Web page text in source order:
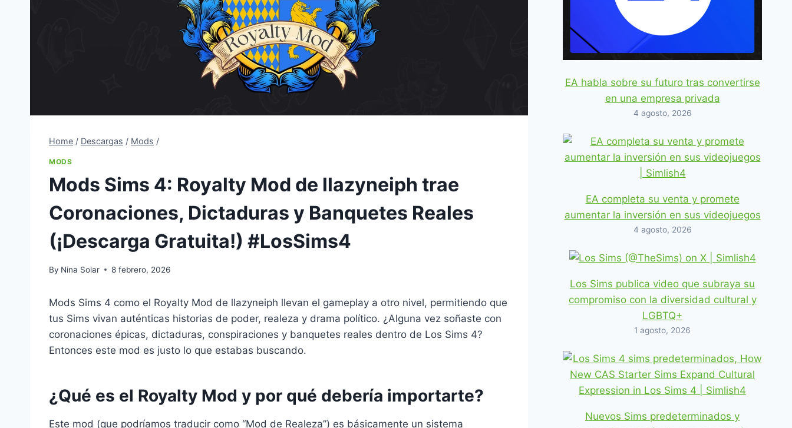
Home / Descargas / Mods /
MODS
Mods Sims 4: Royalty Mod de llazyneiph trae
Coronaciones, Dictaduras y Banquetes Reales
(¡Descarga Gratuita!) #LosSims4
By Nina Solar 8 febrero, 2026
Mods Sims 4 como el Royalty Mod de llazyneiph llevan el gameplay a otro nivel, permitiendo que
tus Sims vivan auténticas historias de poder, realeza y drama político. ¿Alguna vez soñaste con
coronaciones épicas, dictaduras, conspiraciones y banquetes reales dentro de Los Sims 4?
Entonces este mod es justo lo que estabas buscando.
¿Qué es el Royalty Mod y por qué debería importarte?
Este mod (que podríamos traducir como “Mod de Realeza”) es básicamente un sistema
EA habla sobre su futuro tras convertirse
en una empresa privada
4 agosto, 2026
EA completa su venta y promete
aumentar la inversión en sus videojuegos
4 agosto, 2026
Los Sims publica video que subraya su
compromiso con la diversidad cultural y
LGBTQ+
1 agosto, 2026
Nuevos Sims predeterminados y